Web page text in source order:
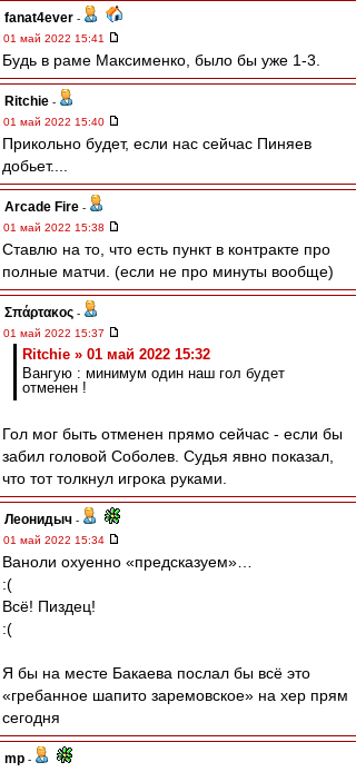
fanat4ever -
01 май 2022 15:41
Будь в раме Максименко, было бы уже 1-3.
Ritchie -
01 май 2022 15:40
Прикольно будет, если нас сейчас Пиняев
добьет....
Arcade Fire -
01 май 2022 15:38
Ставлю на то, что есть пункт в контракте про
полные матчи. (если не про минуты вообще)
Σπάρτακος -
01 май 2022 15:37
Ritchie » 01 май 2022 15:32
Вангую : минимум один наш гол будет
отменен !
Гол мог быть отменен прямо сейчас - если бы
забил головой Соболев. Судья явно показал,
что тот толкнул игрока руками.
Леонидыч -
01 май 2022 15:34
Ваноли охуенно «предсказуем»…
:(
Всё! Пиздец!
:(
Я бы на месте Бакаева послал бы всё это
«гребанное шапито заремовское» на хер прям
сегодня
mp -